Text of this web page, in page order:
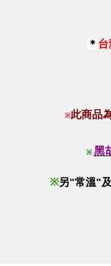
＊ 台
※此商品
※ 黑
※另"常溫"及